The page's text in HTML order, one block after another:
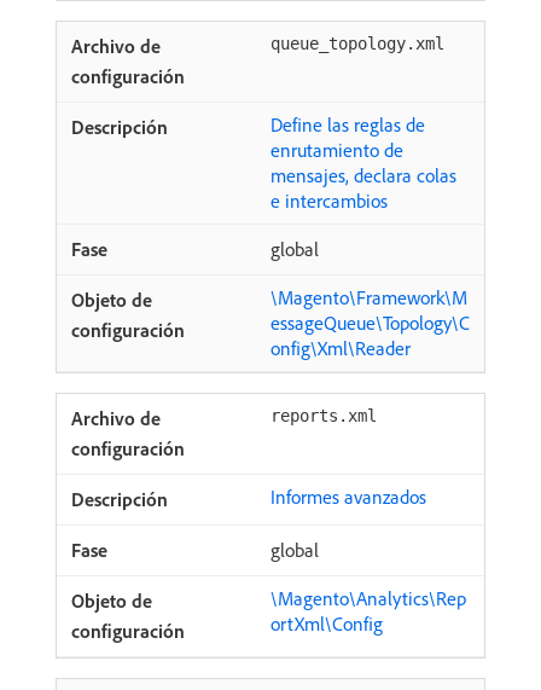
queue_topology.xml
Define las reglas de
enrutamiento de
mensajes, declara colas
e intercambios
global
\Magento\Framework\M
essageQueue\Topology\C
onfig\Xml\Reader
reports.xml
Informes avanzados
global
\Magento\Analytics\Rep
ortXml\Config